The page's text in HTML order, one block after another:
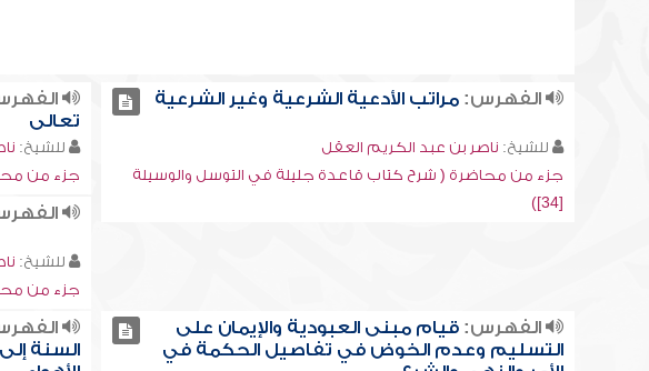
الفهرس:مراتب الأدعية الشرعية وغير الشرعية
للشيخ: ناصر بن عبد الكريم العقل
جزء من محاضرة ( شرح كتاب قاعدة جليلة في التوسل والوسيلة
[34])
تعالى
للشيخ:
جزء من
للشيخ:
جزء من
الفهرس:قيام مبنى العبودية والإيمان على
التسليم وعدم الخوض في تفاصيل الحكمة في
السنة